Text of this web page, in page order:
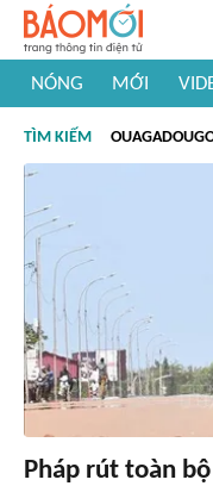
NÓNG MỚI
#Khám phá thế giới
TÌM KIẾM
Pháp rút toàn